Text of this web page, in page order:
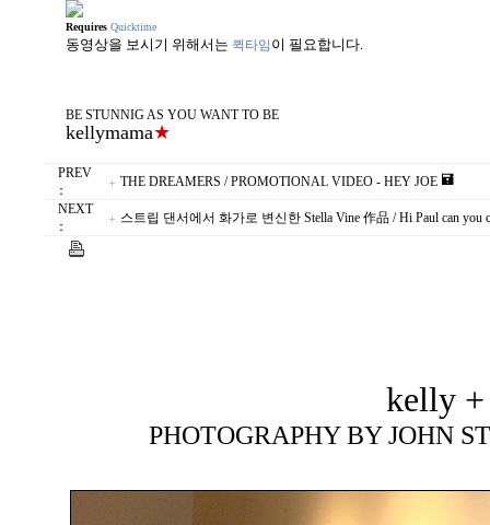
Requires Quicktime
동영상을 보시기 위해서는 퀵타임 이 필요합니다.
BE STUNNIG AS YOU WANT TO BE
kellymama★
PREV
：
THE DREAMERS / PROMOTIONAL VIDEO - HEY JOE
NEXT
：
스트립 댄서에서 화가로 변신한 Stella Vine 作品 / Hi Paul can you
kelly +
PHOTOGRAPHY BY JOHN